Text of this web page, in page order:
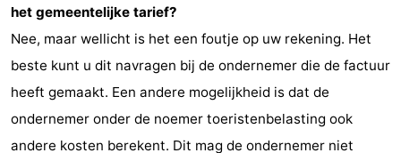
Brouwershaven
Bruinisse
-
Zierikzee
Natuur
-
het gemeentelijke tarief?
Nee, maar wellicht is het een foutje op uw rekening. Het
beste kunt u dit navragen bij de ondernemer die de factuur
heeft gemaakt. Een andere mogelijkheid is dat de
ondernemer onder de noemer toeristenbelasting ook
andere kosten berekent. Dit mag de ondernemer niet